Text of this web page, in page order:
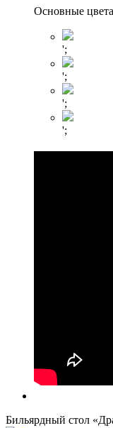
Основные
';
';
';
';
Бильярдный стол